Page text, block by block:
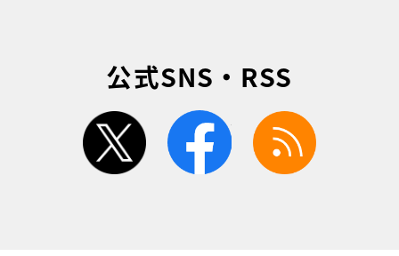
公式SNS・RSS
twitter facebook